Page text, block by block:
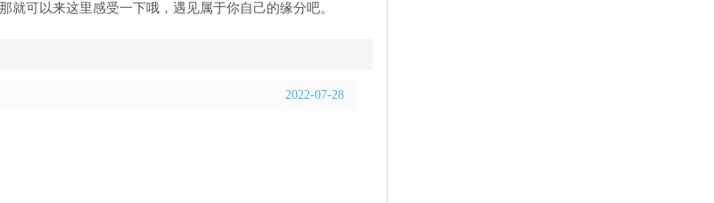
可以来这里感受一下哦，遇见属于你自己的缘分吧。
2022-07-28